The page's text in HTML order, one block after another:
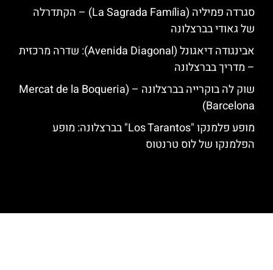
סגרדה פמיליה (La Sagrada Família) – הקתדרלה
של גאודי בברצלונה
אבינגודה דיאגונל (Avenida Diagonal): שדרה מרכזית
– מדריך בברצלונה
שוק לה בוקרייה בברצלונה – (Mercat de la Boqueria
Barcelona)
מופע פלמנקו "Los Tarantos" בברצלונה: מופע
הפלמנקו של לוס טרנטוס